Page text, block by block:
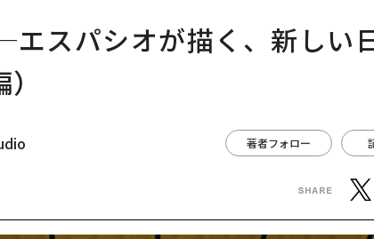
スパシオが描く、新しい
著者フォロー